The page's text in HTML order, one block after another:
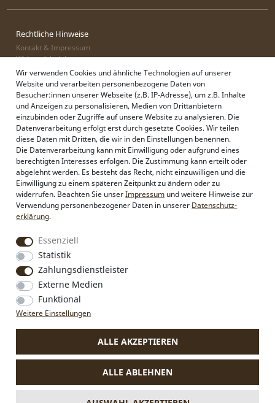
Rechtliche Hinweise
Kontakt & Impressum
Widerrufsbelehrung
Zahlung & Lieferung
Datenschutz
AGB
Alpenflüstern
Philosophie
Händlerbereich
Firmenkunden
Sonderanfertigungen
Pressebereich
Kontakt & Impressum
Social Media
Instagram
Facebook
VERTRAG WIDERRUFEN
Die durchgestrichenen Preise entsprechen dem bisherigen Preis
** Gilt für Lieferungen nach Deutschland. Lieferzeiten für andere
Wir verwenden Cookies und ähnliche Technologien auf unserer
Website und verarbeiten personenbezogene Daten von
Besucher:innen unserer Webseite (z.B. IP-Adresse), um z.B. Inhalte
und Anzeigen zu personalisieren, Medien von Drittanbietern
einzubinden oder Zugriffe auf unsere Website zu analysieren. Die
Datenverarbeitung erfolgt erst durch gesetzte Cookies. Wir teilen
diese Daten mit Dritten, die wir in den Einstellungen benennen.
Die Datenverarbeitung kann mit Einwilligung oder aufgrund eines
berechtigten Interesses erfolgen. Die Zustimmung kann erteilt oder
abgelehnt werden. Es besteht das Recht, nicht einzuwilligen und die
Einwilligung zu einem späteren Zeitpunkt zu ändern oder zu
widerrufen. Beachten Sie unserImpressum und weitere Hinweise zur
Verwendung personenbezogener Daten in unserer Daten­schutz­
erklärung.
Essenziell
Statistik
Zahlungsdienstleister
Externe Medien
Funktional
Weitere Einstellungen
ALLE AKZEPTIEREN
ALLE ABLEHNEN